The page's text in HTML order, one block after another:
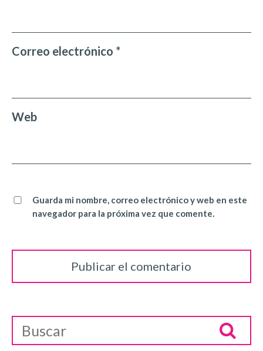
Correo electrónico *
Web
Guarda mi nombre, correo electrónico y web en este
navegador para la próxima vez que comente.